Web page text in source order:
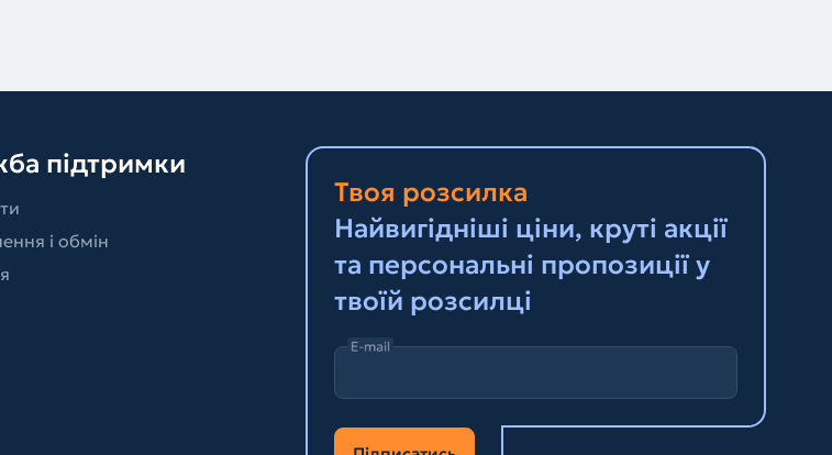
підтримки
і обмін
Твоя розсилка
Найвигідніші ціни, круті акції
та персональні пропозиції у
твоїй розсилці
E-mail